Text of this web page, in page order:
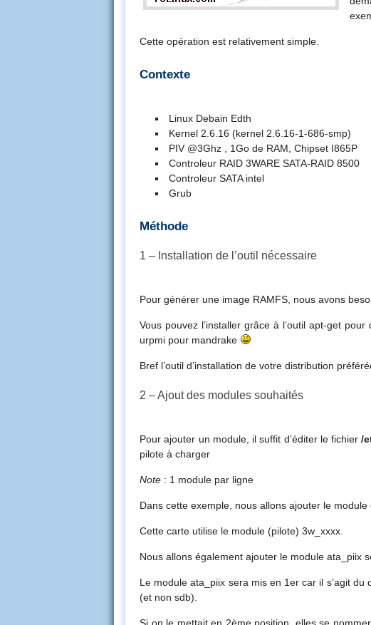
Cette opération est relativement simple.
Contexte
Linux Debain Edth
Kernel 2.6.16 (kernel 2.6.16-1-686-smp)
PIV @3Ghz , 1Go de RAM, Chipset I865P
Controleur RAID 3WARE SATA-RAID 8500
Controleur SATA intel
Grub
Méthode
1 – Installation de l’outil nécessaire
Pour générer une image RAMFS, nous avons
Vous pouvez l’installer grâce à l’outil apt-get
urpmi pour mandrake
Bref l’outil d’installation de votre distribution
2 – Ajout des modules souhaités
Pour ajouter un module, il suffit d’éditer le fichier/
pilote à charger
Note : 1 module par ligne
Dans cette exemple, nous allons ajouter le
Cette carte utilise le module (pilote) 3w_xxxx.
Nous allons également ajouter le module ata_piix
Le module ata_piix sera mis en 1er car il s’agit
(et non sdb).
Si on le mettait en 2ème position, elles se